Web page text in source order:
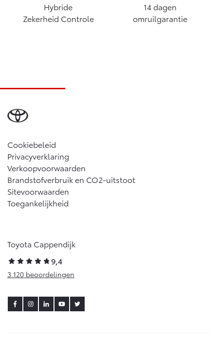
Hybride
Zekerheid Controle
14 dagen
omruilgarantie
Cookiebeleid
Privacyverklaring
Verkoopvoorwaarden
Brandstofverbruik en CO2-uitstoot
Sitevoorwaarden
Toegankelijkheid
Toyota Cappendijk
9,4
3.120 beoordelingen